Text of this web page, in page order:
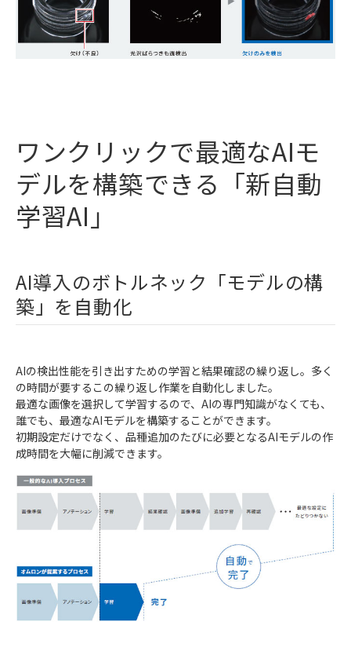
ワンクリックで最適なAIモ
デルを構築できる「新自動
学習AI」
AI導入のボトルネック「モデルの構
築」を自動化
AIの検出性能を引き出すための学習と結果確認の繰り返し。多く
の時間が要するこの繰り返し作業を自動化しました。
最適な画像を選択して学習するので、AIの専門知識がなくても、
誰でも、最適なAIモデルを構築することができます。
初期設定だけでなく、品種追加のたびに必要となるAIモデルの作
成時間を大幅に削減できます。